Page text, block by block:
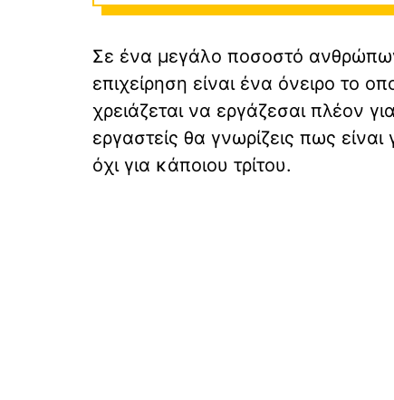
Σε ένα μεγάλο ποσοστό
επιχείρηση είναι ένα όνειρο το
χρειάζεται να εργάζεσαι πλέον
εργαστείς θα γνωρίζεις πως είναι
όχι για κάποιου τρίτου.